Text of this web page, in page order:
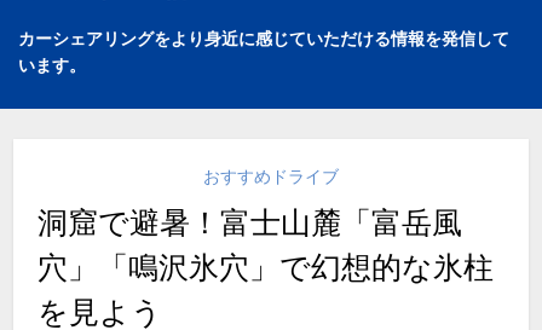
カーシェアリングをより身近に感じていただける情報を発信して
います。
おすすめドライブ
洞窟で避暑！富士山麓「富岳風
穴」「鳴沢氷穴」で幻想的な氷柱
を見よう